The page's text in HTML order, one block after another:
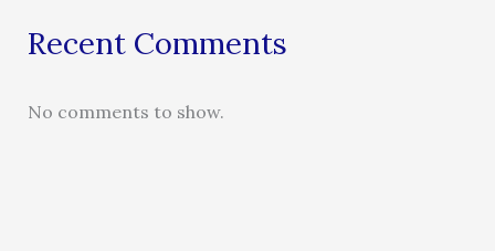
Recent Comments
No comments to show.